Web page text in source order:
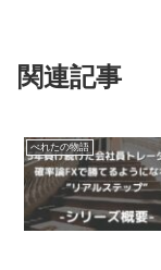
関連記事
べれたの物語